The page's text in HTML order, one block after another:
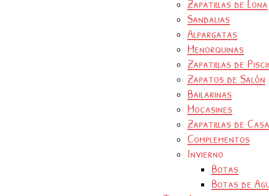
Zapatillas de Lona
Sandalias
Alpargatas
Menorquinas
Zapatillas de
Zapatos de Salón
Bailarinas
Mocasines
Zapatillas de Casa
Complementos
Invierno
Botas
Botas de